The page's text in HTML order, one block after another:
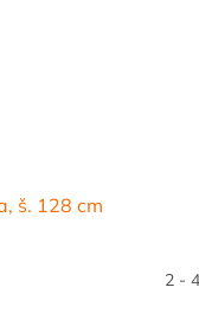
š. 128 cm
2 -